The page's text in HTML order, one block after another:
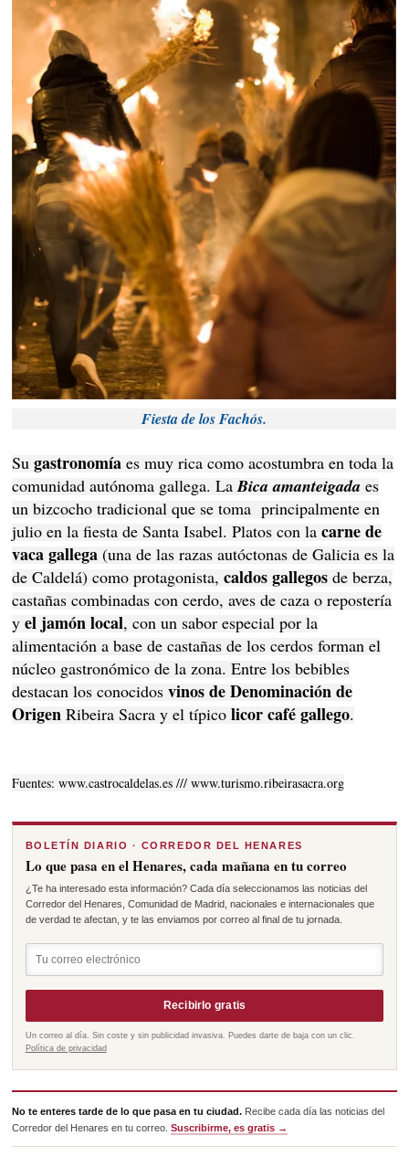
Fiesta de los Fachós.
Sugastronomíaes muy rica como acostumbra en toda la
comunidad autónoma gallega. LaBica amanteigada es
un bizcocho tradicional que se toma principalmente en
julio en la fiesta de Santa Isabel. Platos con lacarne de
vaca gallega (una de las razas autóctonas de Galicia es la
de Caldelá) como protagonista,caldos gallegos de berza,
castañas combinadas con cerdo, aves de caza o repostería
yel jamón local, con un sabor especial por la
alimentación a base de castañas de los cerdos forman el
núcleo gastronómico de la zona. Entre los bebibles
destacan los conocidosvinos de Denominación de
Origen Ribeira Sacra y el típicolicor café gallego.
Fuentes: www.castrocaldelas.es /// www.turismo.ribeirasacra.org
BOLETÍN DIARIO · CORREDOR DEL HENARES
Lo que pasa en el Henares, cada mañana en tu correo
¿Te ha interesado esta información? Cada día seleccionamos las noticias del
Corredor del Henares, Comunidad de Madrid, nacionales e internacionales que
de verdad te afectan, y te las enviamos por correo al final de tu jornada.
Recibirlo gratis
Un correo al día. Sin coste y sin publicidad invasiva. Puedes darte de baja con un clic.
Política de privacidad
No te enteres tarde de lo que pasa en tu ciudad. Recibe cada día las noticias del
Corredor del Henares en tu correo.Suscribirme, es gratis →